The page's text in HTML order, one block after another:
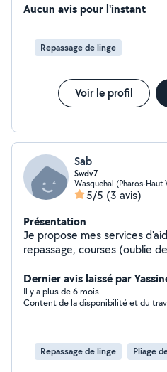
Aucun avis pour l'instant
Repassage de linge
Voir le profil
Sab
Swdv7
Wasquehal (Pharos-Haut
5/5 (3 avis)
Présentation
Je propose mes services
repassage, courses (oublie
Dernier avis laissé par
Il y a plus de 6 mois
Repassage de linge Pliage